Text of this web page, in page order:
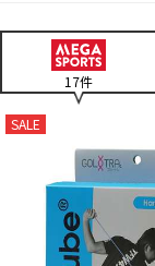
17件
SALE